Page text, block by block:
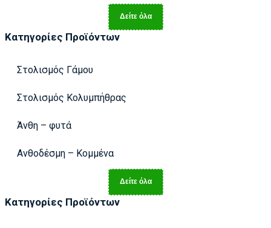
Δείτε όλα
Κατηγορίες Προϊόντων
Στολισμός Γάμου
Στολισμός Κολυμπήθρας
Άνθη – φυτά
Ανθοδέσμη – Κομμένα
Δείτε όλα
Κατηγορίες Προϊόντων